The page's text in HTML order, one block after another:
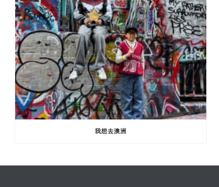
我想去澳洲